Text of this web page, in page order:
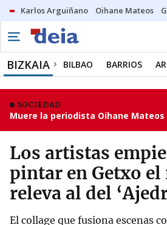
Karlos Arguiñano Oihane Mateos
BIZKAIA BILBAO BARRIOS
SOCIEDAD
Muere la periodista Oihane Mateos
Los artistas
pintar en Getxo el
releva al del
El collage que fusiona escenas